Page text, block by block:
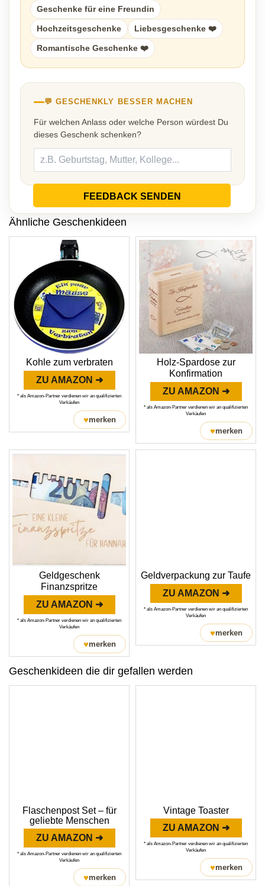
Geschenke für eine Freundin
Hochzeitsgeschenke Liebesgeschenke ❤️
Romantische Geschenke ❤️
💬 GESCHENKLY BESSER MACHEN
Für welchen Anlass oder welche Person würdest Du
dieses Geschenk schenken?
FEEDBACK SENDEN
Ähnliche Geschenkideen
Kohle zum verbraten
ZU AMAZON ➜
* als Amazon-Partner verdienen wir an qualifizierten
Verkäufen
♥merken
Holz-Spardose zur
Konfirmation
ZU AMAZON ➜
* als Amazon-Partner verdienen wir an qualifizierten
Verkäufen
♥merken
Geldgeschenk
Finanzspritze
ZU AMAZON ➜
* als Amazon-Partner verdienen wir an qualifizierten
Verkäufen
♥merken
Geldverpackung zur Taufe
ZU AMAZON ➜
* als Amazon-Partner verdienen wir an qualifizierten
Verkäufen
♥merken
Geschenkideen die dir gefallen werden
Flaschenpost Set – für
geliebte Menschen
ZU AMAZON ➜
* als Amazon-Partner verdienen wir an qualifizierten
Verkäufen
♥merken
Vintage Toaster
ZU AMAZON ➜
* als Amazon-Partner verdienen wir an qualifizierten
Verkäufen
♥merken